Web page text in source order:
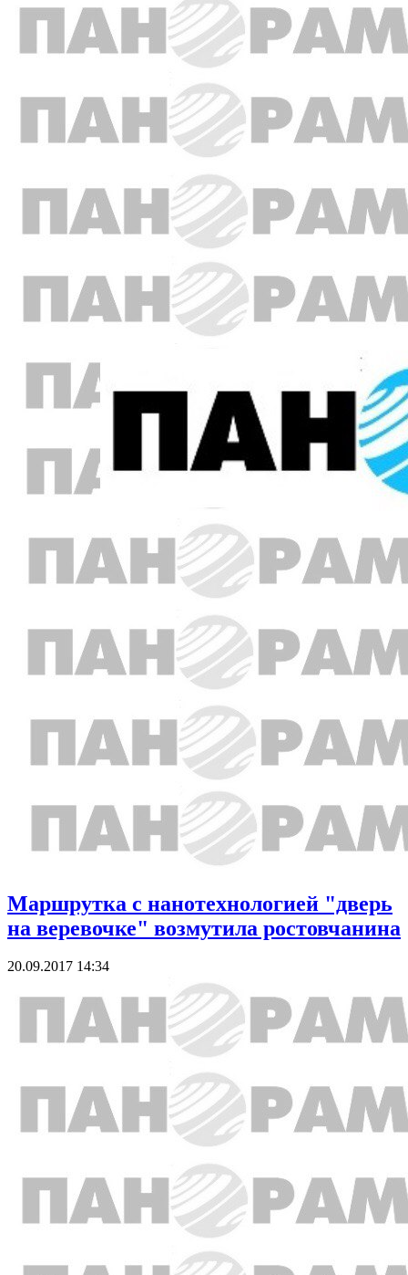
Маршрутка с нанотехнологией "дверь
на веревочке" возмутила ростовчанина
20.09.2017 14:34